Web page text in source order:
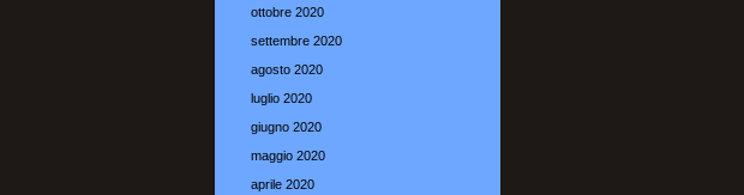
ottobre 2020
settembre 2020
agosto 2020
luglio 2020
giugno 2020
maggio 2020
aprile 2020